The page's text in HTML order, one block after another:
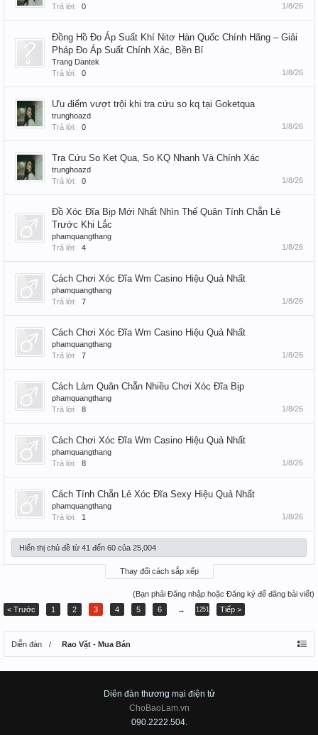
Trả lời:
0 1/8/26
Đồng Hồ Đo Áp Suất Khí Nitơ Hàn Quốc Chính Hãng – Giải
Pháp Đo Áp Suất Chính Xác, Bền Bỉ
Trang Dantek
Trả lời:
0 1/8/26
Ưu điểm vượt trội khi tra cứu so kq tại Goketqua
trunghoazd
Trả lời:
0 1/8/26
Tra Cứu So Ket Qua, So KQ Nhanh Và Chính Xác
trunghoazd
Trả lời:
0 1/8/26
Đồ Xóc Đĩa Bịp Mới Nhất Nhìn Thế Quân Tính Chẵn Lẻ
Trước Khi Lắc
phamquangthang
Trả lời:
4 1/8/26
Cách Chơi Xóc Đĩa Wm Casino Hiệu Quả Nhất
phamquangthang
Trả lời:
7 1/8/26
Cách Chơi Xóc Đĩa Wm Casino Hiệu Quả Nhất
phamquangthang
Trả lời:
7 1/8/26
Cách Làm Quân Chẵn Nhiều Chơi Xóc Đĩa Bịp
phamquangthang
Trả lời:
8 1/8/26
Cách Chơi Xóc Đĩa Wm Casino Hiệu Quả Nhất
phamquangthang
Trả lời:
8 1/8/26
Cách Tính Chẵn Lẻ Xóc Đĩa Sexy Hiệu Quả Nhất
phamquangthang
Trả lời:
1 1/8/26
Hiển thị chủ đề từ 41 đến 60 của 25,004
Thay đổi cách sắp xếp
(Bạn phải Đăng nhập hoặc Đăng ký để đăng bài viết)
< Trước
1 2 3 4 5 6 → 1251 Tiếp >
Diễn đàn Rao Vặt - Mua Bán
Diên đàn thương mại điện tử
ChoBaoLam.vn
090.2222.504.